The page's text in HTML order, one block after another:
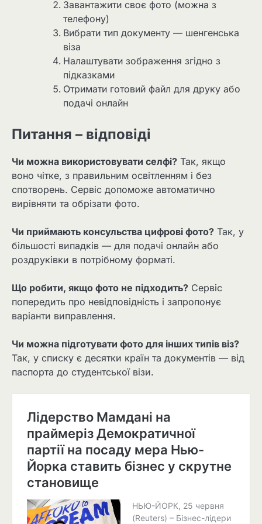
Завантажити своє фото (можна з
телефону)
Вибрати тип документу — шенгенська
віза
Налаштувати зображення згідно з
підказками
Отримати готовий файл для друку або
подачі онлайн
Питання – відповіді
Чи можна використовувати селфі? Так, якщо
воно чітке, з правильним освітленням і без
спотворень. Сервіс допоможе автоматично
вирівняти та обрізати фото.
Чи приймають консульства цифрові фото? Так, у
більшості випадків — для подачі онлайн або
роздруківки в потрібному форматі.
Що робити, якщо фото не підходить? Сервіс
попередить про невідповідність і запропонує
варіанти виправлення.
Чи можна підготувати фото для інших типів віз?
Так, у списку є десятки країн та документів — від
паспорта до студентської візи.